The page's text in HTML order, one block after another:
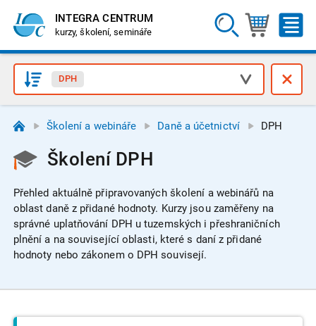
INTEGRA CENTRUM
kurzy, školení, semináře
DPH
Školení a webináře Daně a účetnictví DPH
Školení DPH
Přehled aktuálně připravovaných školení a webinářů na
oblast daně z přidané hodnoty. Kurzy jsou zaměřeny na
správné uplatňování DPH u tuzemských i přeshraničních
plnění a na související oblasti, které s daní z přidané
hodnoty nebo zákonem o DPH souvisejí.